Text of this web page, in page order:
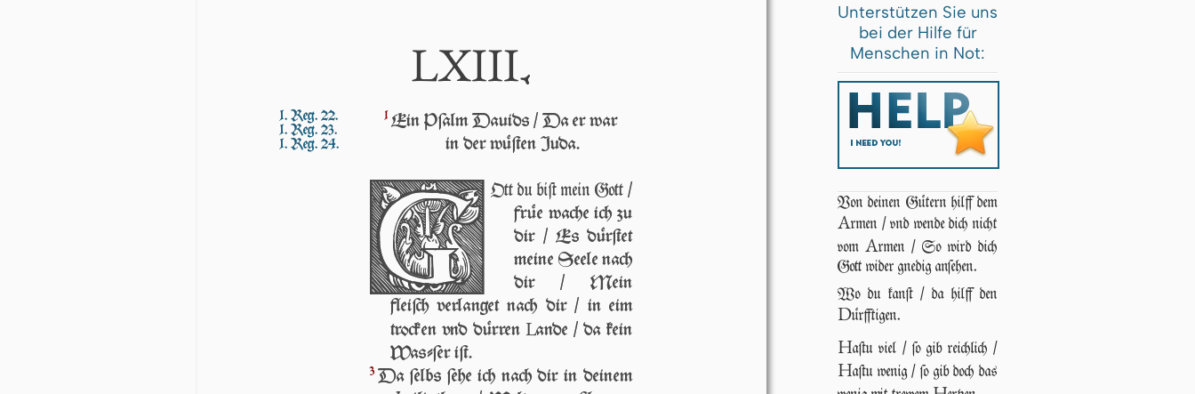
LXIII.
1. Reg. 22.
1. Reg. 23.
1. Reg. 24.
1 Ein Pſalm Dauids / Da er war
in der wü­ſten Juda.
GOtt du biſt mein Gott /
früe wache ich zu
dir / Es dürſtet
meine Seele nach
dir / Mein
fleiſch verlanget nach dir / in eim
trocken vnd dürrenLande / da kein
Waſ­ſer iſt.
3 Da ſelbs ſe­he ich nach dir in deinem
Unterstützen Sie uns
bei der Hilfe für
Menschen in Not:
Von deinen Gütern hilff dem
Armen / vnd wende dich nicht
vom Armen / So wird dich
Gott wider gnedig anſehen.
Wo du kanſt / da hilff den
Dürfftigen.
Haſtu viel / ſo gib reichlich /
Haſtu wenig / ſo gib doch das